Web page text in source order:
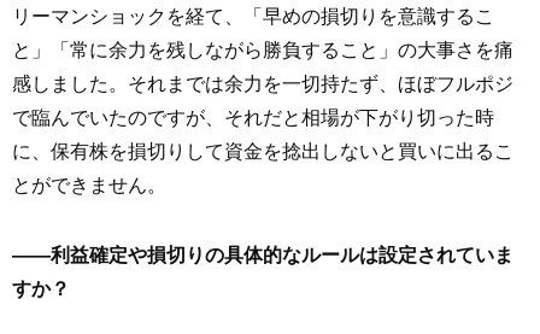
リーマンショックを経て、「早めの損切りを意識するこ
と」「常に余力を残しながら勝負すること」の大事さを痛
感しました。それまでは余力を一切持たず、ほぼフルポジ
で臨んでいたのですが、それだと相場が下がり切った時
に、保有株を損切りして資金を捻出しないと買いに出るこ
とができません。
――利益確定や損切りの具体的なルールは設定されていま
すか？